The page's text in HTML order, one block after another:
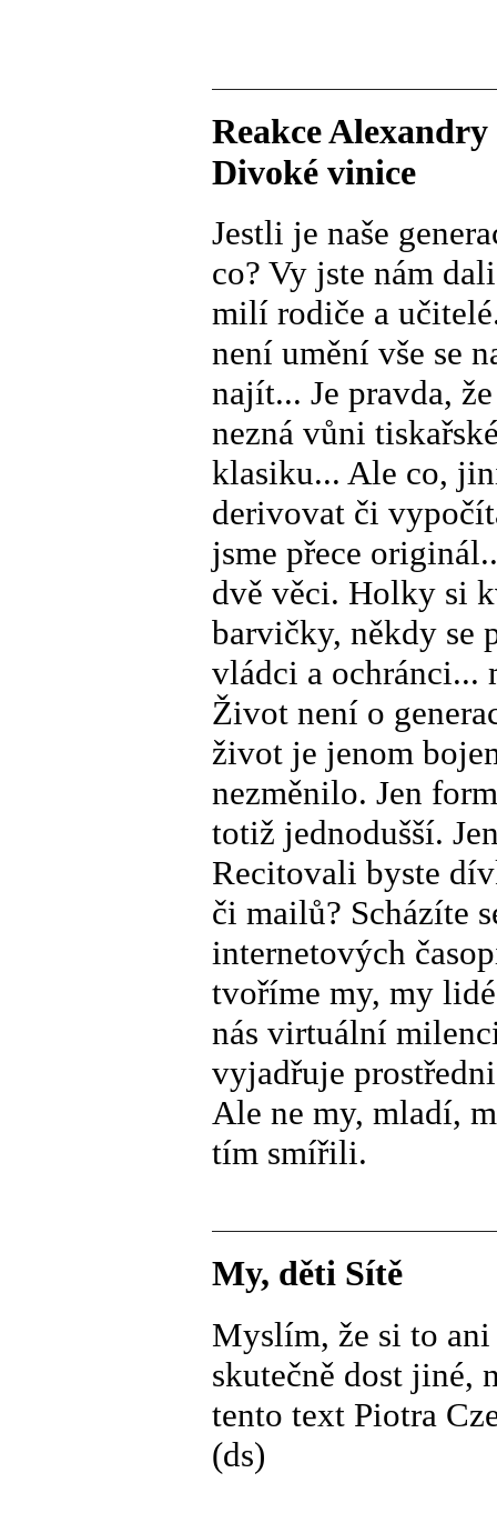
Reakce
Divoké vinice
Jestli je naše
co? Vy jste nám
milí rodiče a
není umění vše se
najít... Je pravda,
nezná vůni
klasiku... Ale co,
derivovat či
jsme přece
dvě věci. Holky si
barvičky, někdy se
vládci a ochránci...
Život není o
život je jenom
nezměnilo. Jen
totiž jednodušší.
Recitovali byste
či mailů? Scházíte
internetových
tvoříme my, my
nás virtuální
vyjadřuje
Ale ne my, mladí,
tím smířili.
My, děti Sítě
Myslím, že si to ani
skutečně dost jiné,
tento text Piotra
(ds)